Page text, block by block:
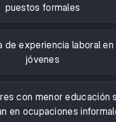
puestos formales
de experiencia laboral en
jóvenes
con menor educación
en ocupaciones